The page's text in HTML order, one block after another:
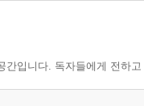
풍경
시작한다
간입니다. 독자들에게 전하